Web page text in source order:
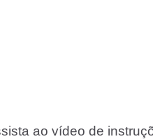
ao vídeo de